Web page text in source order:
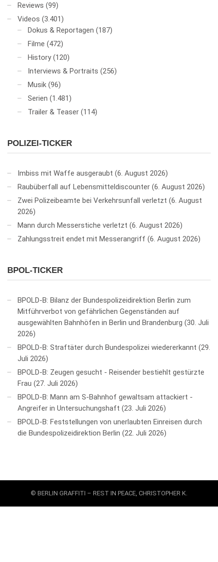
Reviews (99)
Videos (3.401)
Dokus & Reportagen (187)
Filme (472)
History (120)
Interviews & Portraits (256)
Musik (96)
Serien (1.481)
Trailer & Teaser (114)
POLIZEI-TICKER
Imbiss mit Waffe ausgeraubt 6. August 2026
Raubüberfall auf Lebensmitteldiscounter 6. August 2026
Zwei Polizeibeamte bei Verkehrsunfall verletzt 6. August
2026
Mann durch Messerstiche verletzt 6. August 2026
Zahlungsstreit endet mit Messerangriff 6. August 2026
BPOL-TICKER
BPOLD-B: Bilanz der Bundespolizeidirektion Berlin zum
Mitführverbot von gefährlichen Gegenständen auf
ausgewählten Bahnhöfen in Berlin und Brandenburg 30. Juli
2026
BPOLD-B: Straftäter durch Bundespolizei wiedererkannt
29.
Juli 2026
BPOLD-B: Zeugen gesucht - Reisender bestiehlt gestürzte
Frau
27. Juli 2026
BPOLD-B: Mann am S-Bahnhof gewaltsam attackiert -
Angreifer in Untersuchungshaft
23. Juli 2026
BPOLD-B: Feststellungen von unerlaubten Einreisen durch
die Bundespolizeidirektion Berlin
22. Juli 2026
© BERLIN GRAFFITI – REST IN PEACE, CHRISTOPHER K.